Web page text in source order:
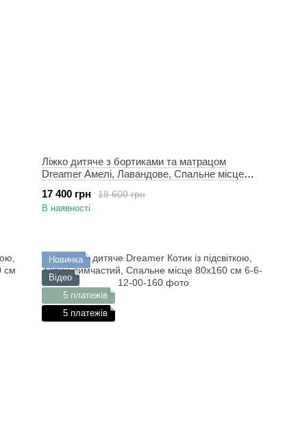
Ліжко дитяче з бортиками та матрацом
Dreamer Амелі, Лавандове, Спальне місце
18 600 грн
17 400 грн
В наявності
Новинка
Відео
5 платежів
5 платежів